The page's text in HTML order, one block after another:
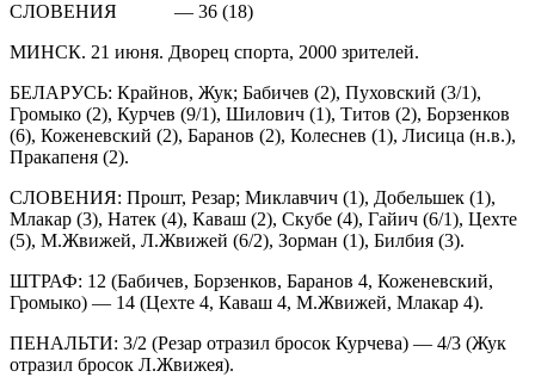
СЛОВЕНИЯ — 36 (18)
МИНСК. 21 июня. Дворец спорта, 2000 зрителей.
БЕЛАРУСЬ: Крайнов, Жук; Бабичев (2), Пуховский (3/1),
Громыко (2), Курчев (9/1), Шилович (1), Титов (2), Борзенков
(6), Коженевский (2), Баранов (2), Колеснев (1), Лисица (н.в.),
Пракапеня (2).
СЛОВЕНИЯ: Прошт, Резар; Миклавчич (1), Добельшек (1),
Млакар (3), Натек (4), Каваш (2), Скубе (4), Гайич (6/1), Цехте
(5), М.Жвижей, Л.Жвижей (6/2), Зорман (1), Билбия (3).
ШТРАФ: 12 (Бабичев, Борзенков, Баранов 4, Коженевский,
Громыко) — 14 (Цехте 4, Каваш 4, М.Жвижей, Млакар 4).
ПЕНАЛЬТИ: 3/2 (Резар отразил бросок Курчева) — 4/3 (Жук
отразил бросок Л.Жвижея).